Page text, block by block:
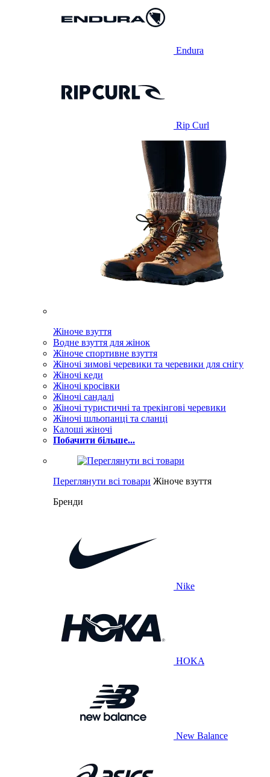
Endura
Rip Curl
Жіноче взуття
Водне взуття для жінок
Жіноче спортивне взуття
Жіночі зимові черевики та черевики для снігу
Жіночі кеди
Жіночі кросівки
Жіночі сандалі
Жіночі туристичні та трекінгові черевики
Жіночі шльопанці та сланці
Калоші жіночі
Побачити більше...
Переглянути всі товари Жіноче взуття
Бренди
Nike
HOKA
New Balance